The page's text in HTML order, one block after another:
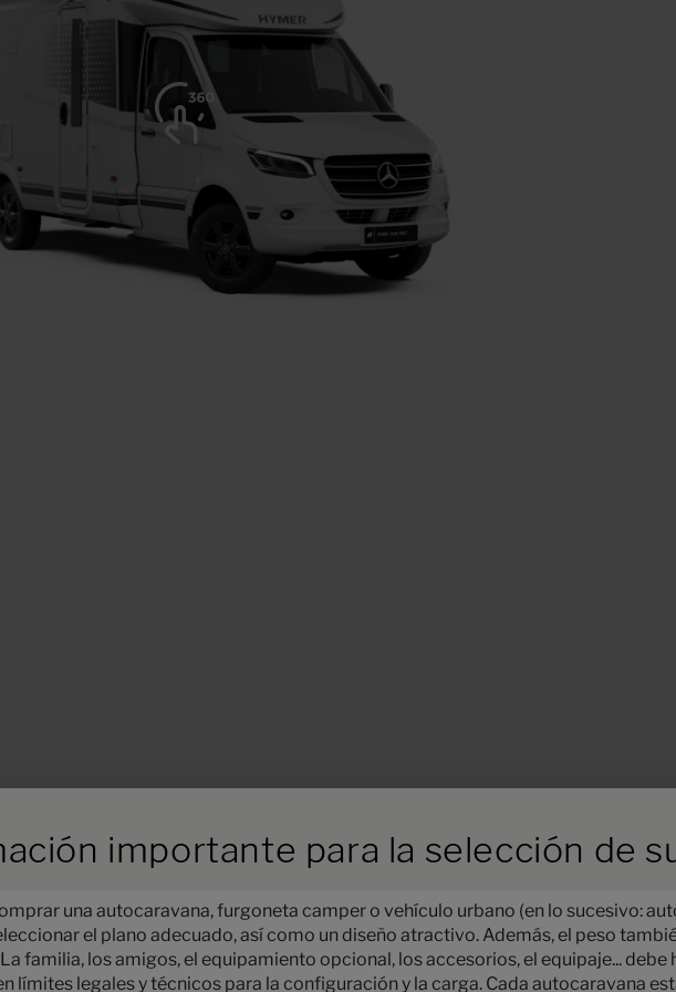
Paso 1 / 10
Distribución
wird der Button zum
importante para la selección de
una autocaravana, furgoneta camper o vehículo urbano (en lo sucesivo:
el plano adecuado, así como un diseño atractivo. Además, el peso
familia, los amigos, el equipamiento opcional, los accesorios, el equipaje...
límites legales y técnicos para la configuración y la carga. Cada autocaravana